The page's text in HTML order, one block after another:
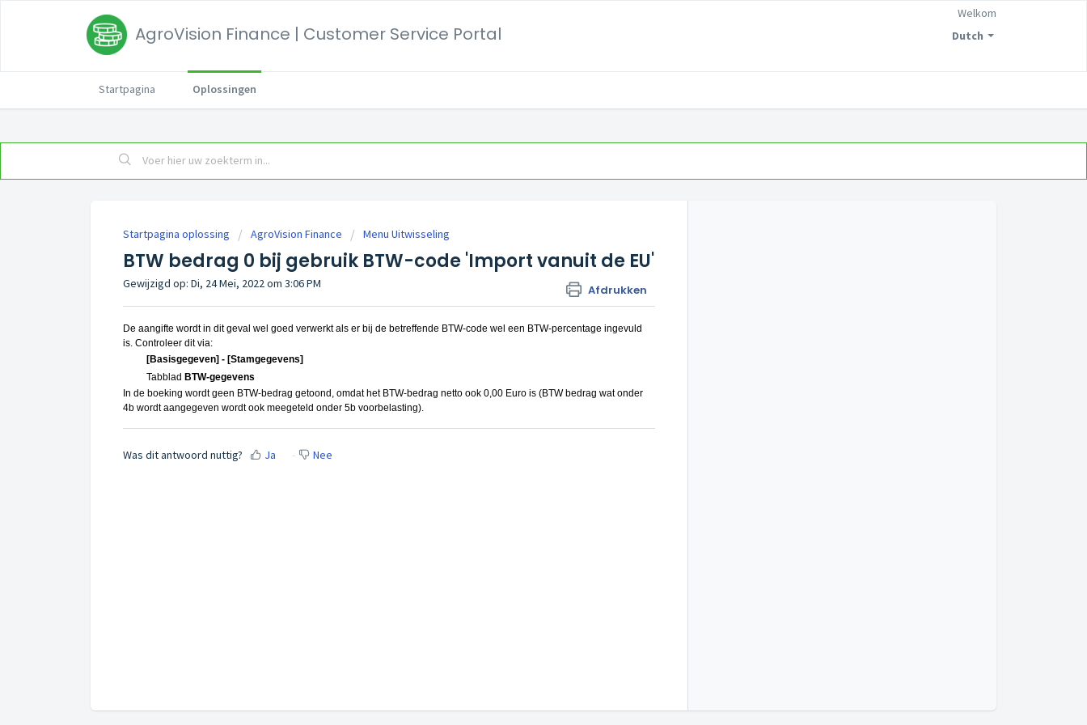
AgroVision Finance | Customer Service Portal Dutch
Welkom
Startpagina Oplossingen
Startpagina oplossing AgroVision Finance Menu Uitwisseling
BTW bedrag 0 bij gebruik BTW-code 'Import vanuit de EU'
Afdrukken
Gewijzigd op: Di, 24 Mei, 2022 om 3:06 PM
De aangifte wordt in dit geval wel goed verwerkt als er bij de betreffende BTW-code wel een BTW-percentage ingevuld
is. Controleer dit via:
[Basisgegeven] - [Stamgegevens]
Tabblad BTW-gegevens
In de boeking wordt geen BTW-bedrag getoond, omdat het BTW-bedrag netto ook 0,00 Euro is (BTW bedrag wat onder
4b wordt aangegeven wordt ook meegeteld onder 5b voorbelasting).
Was dit antwoord nuttig? Ja Nee